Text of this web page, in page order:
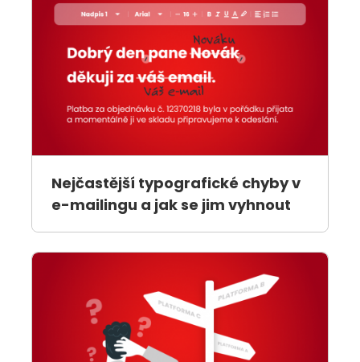
Nejčastější typografické chyby v
e-mailingu a jak se jim vyhnout